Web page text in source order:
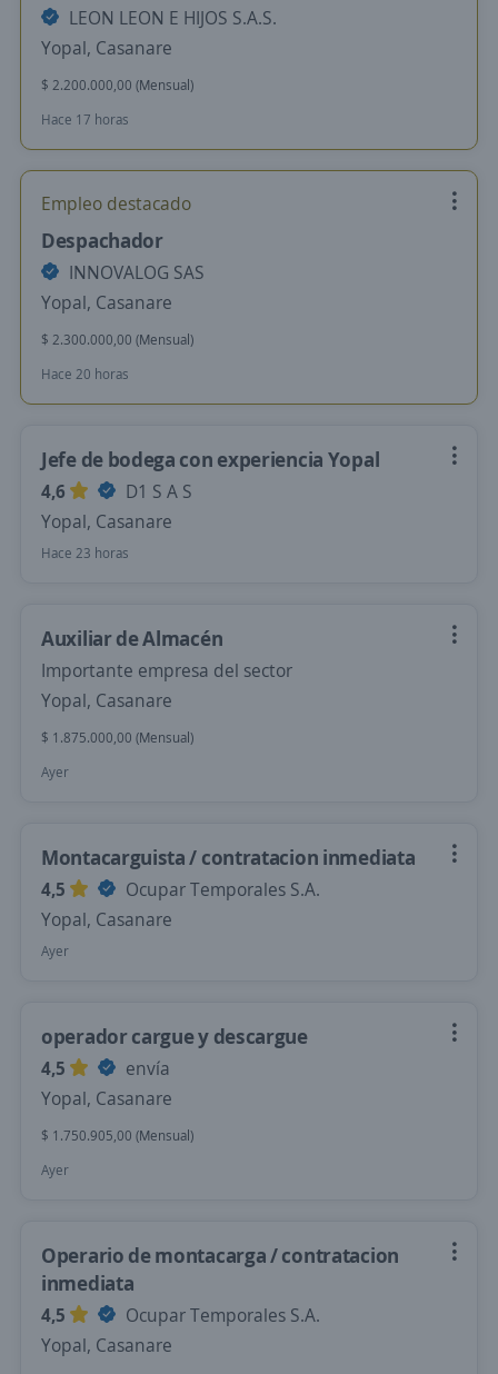
LEON LEON E HIJOS S.A.S.
Yopal, Casanare
$ 2.200.000,00 (Mensual)
Hace 17 horas
Empleo destacado
Despachador
INNOVALOG SAS
Yopal, Casanare
$ 2.300.000,00 (Mensual)
Hace 20 horas
Jefe de bodega con experiencia Yopal
4,6
D1 S A S
Yopal, Casanare
Hace 23 horas
Auxiliar de Almacén
Importante empresa del sector
Yopal, Casanare
$ 1.875.000,00 (Mensual)
Ayer
Montacarguista / contratacion inmediata
4,5
Ocupar Temporales S.A.
Yopal, Casanare
Ayer
operador cargue y descargue
4,5
envía
Yopal, Casanare
$ 1.750.905,00 (Mensual)
Ayer
Operario de montacarga / contratacion
inmediata
4,5
Ocupar Temporales S.A.
Yopal, Casanare